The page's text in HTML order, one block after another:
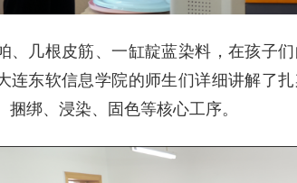
、几根皮筋、一缸靛蓝染料，在孩子
连东软信息学院的师生们详细讲解了
捆绑、浸染、固色等核心工序。